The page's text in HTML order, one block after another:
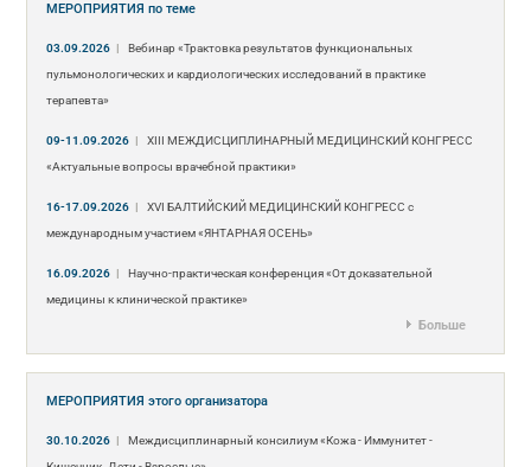
МЕРОПРИЯТИЯпо теме
03.09.2026 |
Вебинар «Трактовка результатов функциональных
пульмонологических и кардиологических исследований в практике
терапевта»
09-11.09.2026 |
ХIII МЕЖДИСЦИПЛИНАРНЫЙ МЕДИЦИНСКИЙ КОНГРЕСС
«Актуальные вопросы врачебной практики»
16-17.09.2026 |
XVI БАЛТИЙСКИЙ МЕДИЦИНСКИЙ КОНГРЕСС с
международным участием «ЯНТАРНАЯ ОСЕНЬ»
16.09.2026 |
Научно-практическая конференция «От доказательной
медицины к клинической практике»
Больше
МЕРОПРИЯТИЯэтого организатора
30.10.2026 |
Междисциплинарный консилиум «Кожа - Иммунитет -